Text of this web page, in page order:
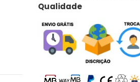
Qualidade